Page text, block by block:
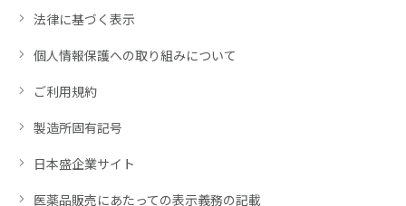
法律に基づく表示
個人情報保護への取り組みについて
ご利用規約
製造所固有記号
日本盛企業サイト
医薬品販売にあたっての表示義務の記載